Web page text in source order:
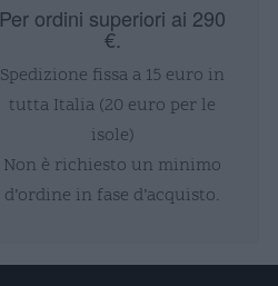
Per ordini superiori ai 290
€.
Spedizione fissa a 15 euro in
tutta Italia (20 euro per le
isole)
Non è richiesto un minimo
d’ordine in fase d’acquisto.